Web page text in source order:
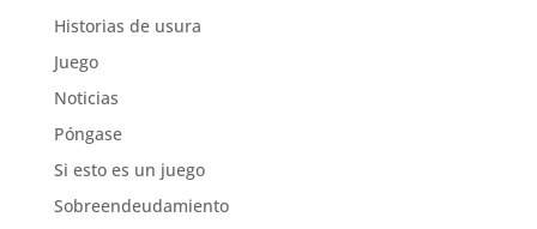
Historias de usura
Juego
Noticias
Póngase
Si esto es un juego
Sobreendeudamiento